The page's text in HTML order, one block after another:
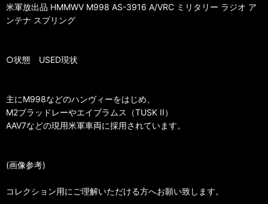
米軍放出品 HMMWV M998 AS-3916 A/VRC ミリタリー ラジオ ア
ンテナ スプリング
○状態 USED現状
主にM998などのハンヴィーをはじめ、
M2ブラッドレーやエイブラムス（TUSK II）
AAV7などの現用米軍車両に採用されています。
(画像参考)
コレクション用にご理解いただける方へお願い致します。